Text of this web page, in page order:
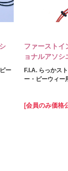
ー
ファーストイ
ョナルアソシ
F.I.A. らっかス
ー・ピーウィー
[会員のみ価格